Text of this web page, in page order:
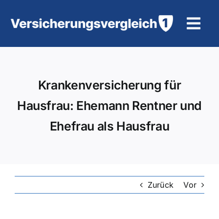
Inhalt
KFZ-Versicherung
Krankenversicherung für
Hausfrau: Ehemann Rentner und
Ehefrau als Hausfrau
Zurück Vor